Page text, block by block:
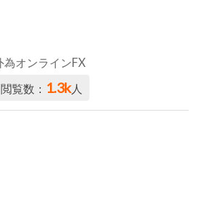
為オンラインFX
覧数： 1.3k人